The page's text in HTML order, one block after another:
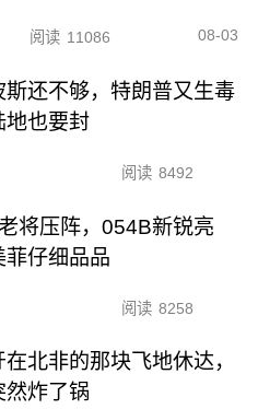
阅读 11086 08-03
斯还不够，特朗普又生毒
地也要封
阅读 8492
将压阵，054B新锐亮
菲仔细品品
阅读 8258
在北非的那块飞地休达，
然炸了锅